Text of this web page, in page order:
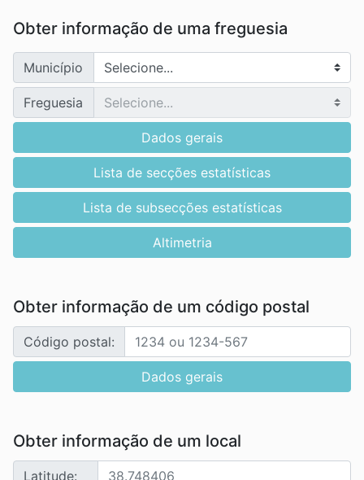
Obter informação de uma freguesia
Município
Freguesia
Dados gerais
Lista de secções estatísticas
Lista de subsecções estatísticas
Altimetria
Obter informação de um código postal
Código postal:
Dados gerais
Obter informação de um local
Latitude: